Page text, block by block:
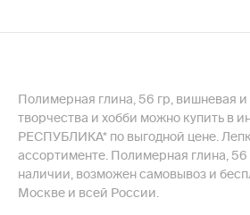
Полимерная глина, 56 гр, вишневая и
творчества и хобби можно купить в
РЕСПУБЛИКА* по выгодной цене.
ассортименте. Полимерная глина, 56
наличии, возможен самовывоз и
Москве и всей России.